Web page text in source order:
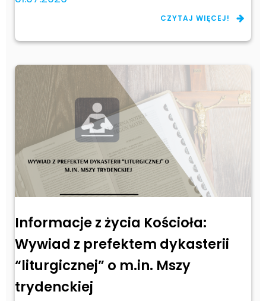
CZYTAJ WIĘCEJ!
Informacje z życia Kościoła:
Wywiad z prefektem dykasterii
“liturgicznej” o m.in. Mszy
trydenckiej